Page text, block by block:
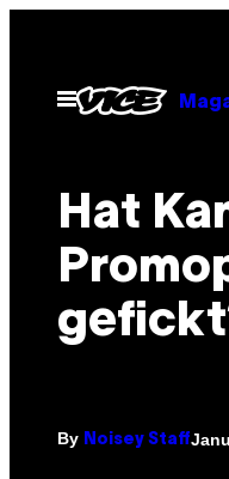
contentOpen
Menu
Hat
By Noisey Staff